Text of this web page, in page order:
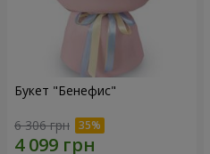
Букет "Бенефис"
6 306 грн